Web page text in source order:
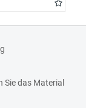
Sie das Material